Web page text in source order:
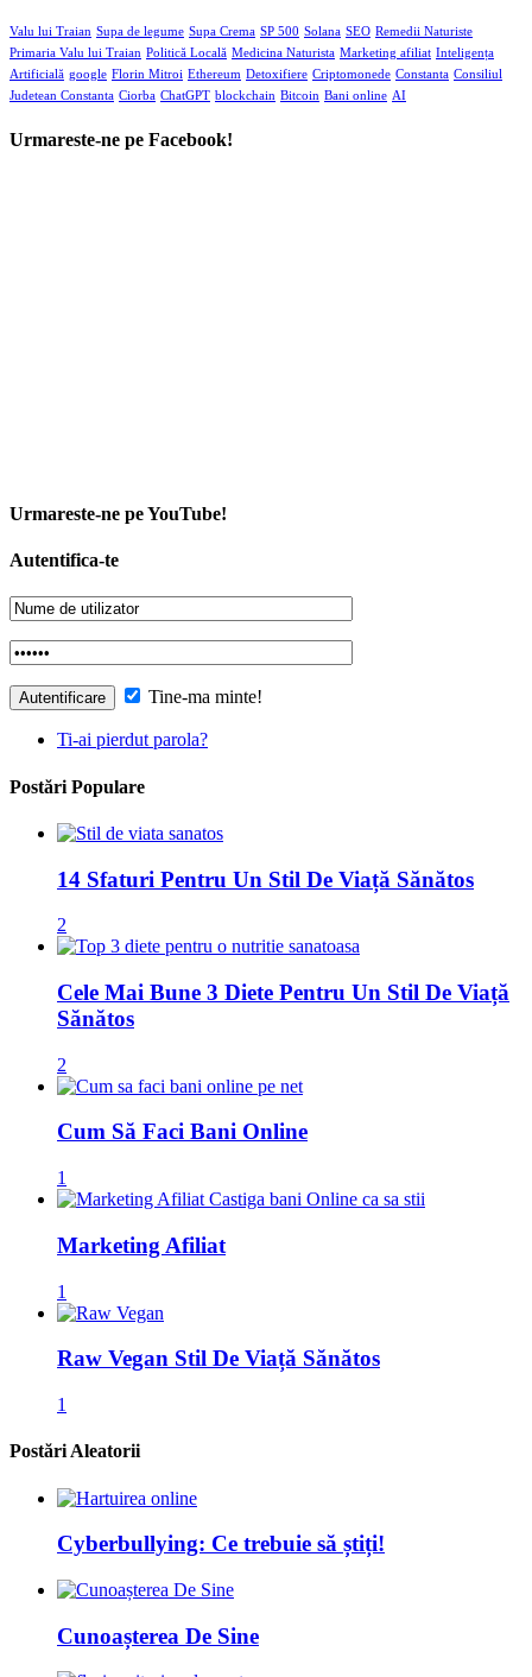
Valu lui Traian Supa de legume Supa Crema SP 500 Solana SEO Remedii Naturiste
Primaria Valu lui Traian Politică Locală Medicina Naturista Marketing afiliat Inteligența
Artificială google Florin Mitroi Ethereum Detoxifiere Criptomonede Constanta Consiliul
Judetean Constanta Ciorba ChatGPT blockchain Bitcoin Bani online AI
Urmareste-ne pe Facebook!
Urmareste-ne pe YouTube!
Autentifica-te
Tine-ma minte!
Ti-ai pierdut parola?
Postări Populare
14 Sfaturi Pentru Un Stil De Viață Sănătos
2
Cele Mai Bune 3 Diete Pentru Un Stil De Viață
Sănătos
2
Cum Să Faci Bani Online
1
Marketing Afiliat
1
Raw Vegan Stil De Viață Sănătos
1
Postări Aleatorii
Cyberbullying: Ce trebuie să știți!
Cunoașterea De Sine